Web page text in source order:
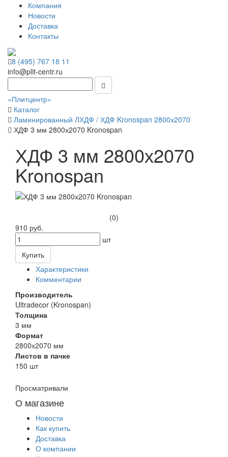
Компания
Новости
Доставка
Контакты
8 (495) 767 18 11
info@plit-centr.ru
«Плитцентр»
Каталог
Ламинированный ЛХДФ / ХДФ Kronospan 2800х2070
ХДФ 3 мм 2800х2070 Kronospan
ХДФ 3 мм 2800х2070
Kronospan
(0)
910 руб.
шт
Купить
Характеристики
Комментарии
Производитель
Ultradecor (Kronospan)
Толщина
3 мм
Формат
2800х2070 мм
Листов в пачке
150 шт
Просматривали
О магазине
Новости
Как купить
Доставка
О компании